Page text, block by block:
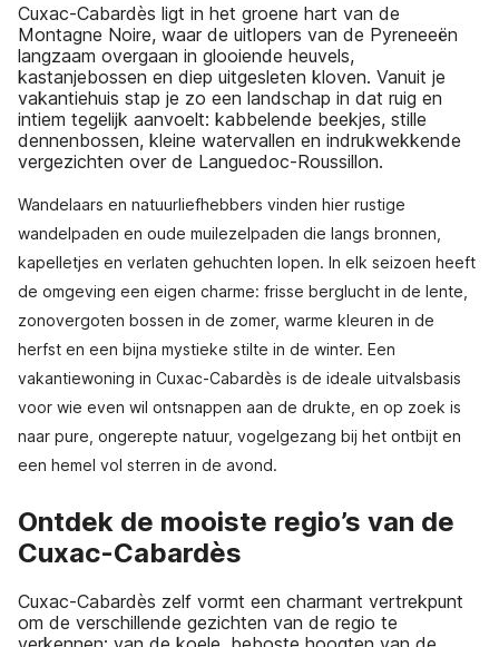
Cuxac-Cabardès ligt in het groene hart van de
Montagne Noire, waar de uitlopers van de Pyreneeën
langzaam overgaan in glooiende heuvels,
kastanjebossen en diep uitgesleten kloven. Vanuit je
vakantiehuis stap je zo een landschap in dat ruig en
intiem tegelijk aanvoelt: kabbelende beekjes, stille
dennenbossen, kleine watervallen en indrukwekkende
vergezichten over de Languedoc-Roussillon.
Wandelaars en natuurliefhebbers vinden hier rustige
wandelpaden en oude muilezelpaden die langs bronnen,
kapelletjes en verlaten gehuchten lopen. In elk seizoen heeft
de omgeving een eigen charme: frisse berglucht in de lente,
zonovergoten bossen in de zomer, warme kleuren in de
herfst en een bijna mystieke stilte in de winter. Een
vakantiewoning in Cuxac-Cabardès is de ideale uitvalsbasis
voor wie even wil ontsnappen aan de drukte, en op zoek is
naar pure, ongerepte natuur, vogelgezang bij het ontbijt en
een hemel vol sterren in de avond.
Ontdek de mooiste regio’s van de
Cuxac-Cabardès
Cuxac-Cabardès zelf vormt een charmant vertrekpunt
om de verschillende gezichten van de regio te